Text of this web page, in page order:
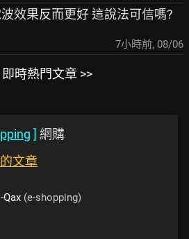
效果反而更好 這說法可信嗎?
7小時前, 08/06
時熱門文章 >>
] 網購
文章
Qax (e-shopping)